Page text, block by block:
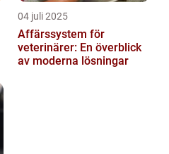
04 juli 2025
Affärssystem för
veterinärer: En överblick
av moderna lösningar